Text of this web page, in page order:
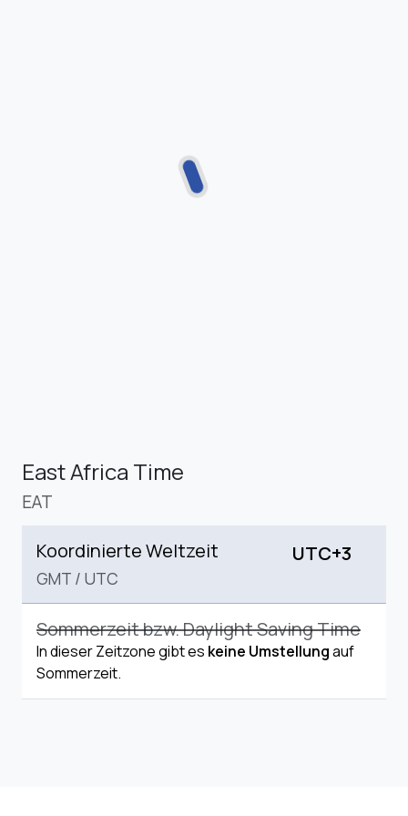
East Africa Time
EAT
Koordinierte Weltzeit
GMT / UTC
UTC+3
Sommerzeit bzw. Daylight Saving Time
In dieser Zeitzone gibt es keine Umstellungauf
Sommerzeit.